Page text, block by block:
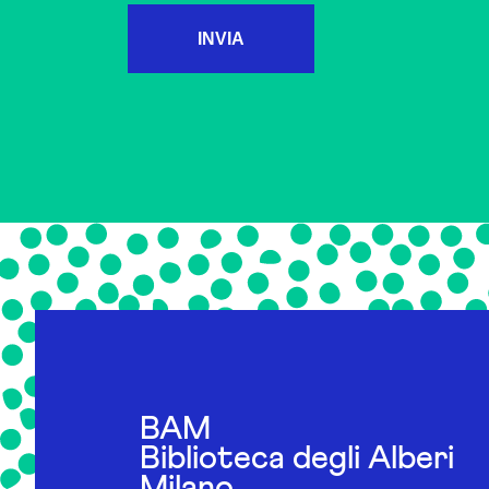
INVIA
BAM
Biblioteca degli Alberi